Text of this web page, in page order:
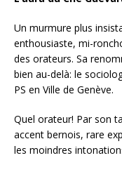
Un murmure plus
enthousiaste, mi-
des orateurs. Sa
bien au-delà: le
PS en Ville de Genève.
Quel orateur! Par son
accent bernois, rare
les moindres